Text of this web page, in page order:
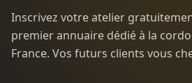
Inscrivez votre atelier
premier annuaire dédié à la
France. Vos futurs clients vous